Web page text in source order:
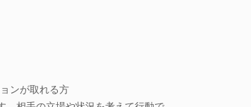
ンが取れる方